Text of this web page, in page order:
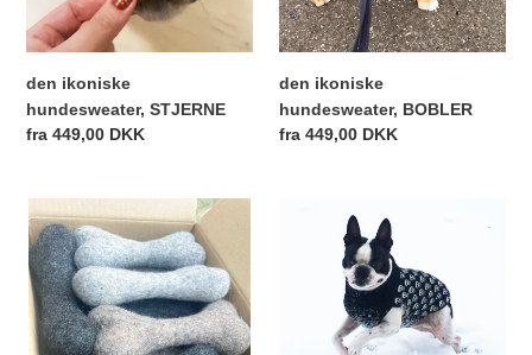
den ikoniske
hundesweater, STJERNE
Normalpris
fra 449,00 DKK
den ikoniske
hundesweater, BOBLER
Normalpris
fra 449,00 DKK
Tyggeben
uld
hundesweater,